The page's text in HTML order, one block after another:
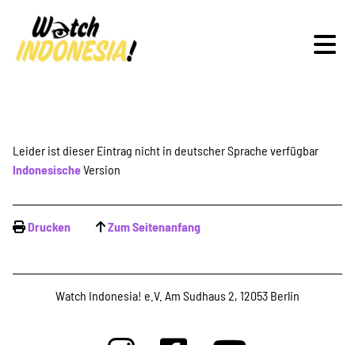
Schwerpunkte
Veranstaltungen
Publikationen
Leider ist dieser Eintrag nicht in deutscher Sprache verfügbar
IndonesischeVersion
Drucken Zum Seitenanfang
Watch Indonesia! e.V. Am Sudhaus 2, 12053 Berlin